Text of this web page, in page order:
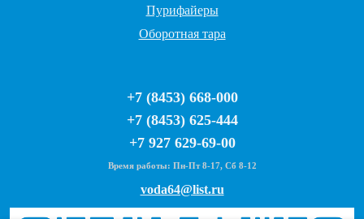
Пурифайеры
Оборотная тара
+7 (8453) 668-000
+7 (8453) 625-444
+7 927 629-69-00
Время работы: Пн-Пт 8-17, Сб 8-12
voda64@list.ru